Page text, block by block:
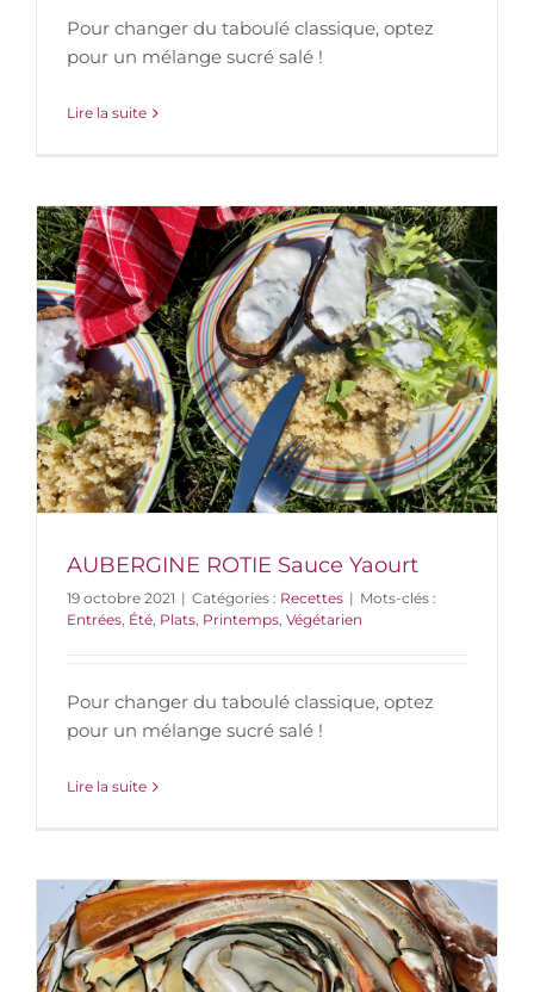
Pour changer du taboulé classique, optez
pour un mélange sucré salé !
Lire la suite
AUBERGINE ROTIE Sauce Yaourt
19 octobre 2021 | Catégories : Recettes | Mots-clés :
Entrées, Été, Plats, Printemps, Végétarien
Pour changer du taboulé classique, optez
pour un mélange sucré salé !
Lire la suite